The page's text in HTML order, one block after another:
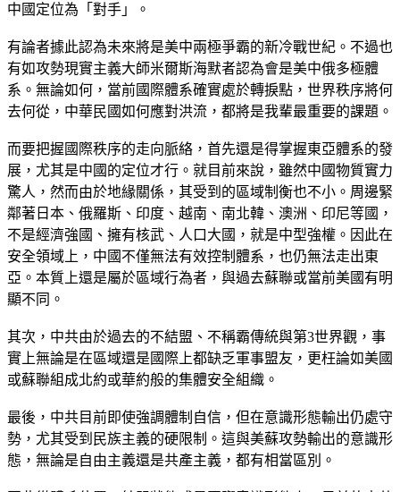
中國定位為「對手」。
有論者據此認為未來將是美中兩極爭霸的新冷戰世紀。不過也
有如攻勢現實主義大師米爾斯海默者認為會是美中俄多極體
系。無論如何，當前國際體系確實處於轉捩點，世界秩序將何
去何從，中華民國如何應對洪流，都將是我輩最重要的課題。
而要把握國際秩序的走向脈絡，首先還是得掌握東亞體系的發
展，尤其是中國的定位才行。就目前來說，雖然中國物質實力
驚人，然而由於地緣關係，其受到的區域制衡也不小。周邊緊
鄰著日本、俄羅斯、印度、越南、南北韓、澳洲、印尼等國，
不是經濟強國、擁有核武、人口大國，就是中型強權。因此在
安全領域上，中國不僅無法有效控制體系，也仍無法走出東
亞。本質上還是屬於區域行為者，與過去蘇聯或當前美國有明
顯不同。
其次，中共由於過去的不結盟、不稱霸傳統與第3世界觀，事
實上無論是在區域還是國際上都缺乏軍事盟友，更枉論如美國
或蘇聯組成北約或華約般的集體安全組織。
最後，中共目前即使強調體制自信，但在意識形態輸出仍處守
勢，尤其受到民族主義的硬限制。這與美蘇攻勢輸出的意識形
態，無論是自由主義還是共產主義，都有相當區別。